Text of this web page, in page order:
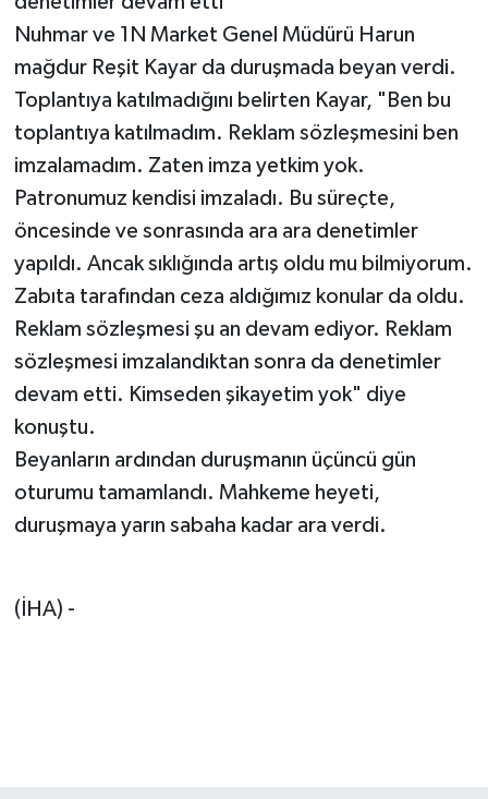
Nuhmar ve 1N Market Genel Müdürü Harun
mağdur Reşit Kayar da duruşmada beyan verdi.
Toplantıya katılmadığını belirten Kayar, "Ben bu
toplantıya katılmadım. Reklam sözleşmesini ben
imzalamadım. Zaten imza yetkim yok.
Patronumuz kendisi imzaladı. Bu süreçte,
öncesinde ve sonrasında ara ara denetimler
yapıldı. Ancak sıklığında artış oldu mu bilmiyorum.
Zabıta tarafından ceza aldığımız konular da oldu.
Reklam sözleşmesi şu an devam ediyor. Reklam
sözleşmesi imzalandıktan sonra da denetimler
devam etti. Kimseden şikayetim yok" diye
konuştu.
Beyanların ardından duruşmanın üçüncü gün
oturumu tamamlandı. Mahkeme heyeti,
duruşmaya yarın sabaha kadar ara verdi.
(İHA) -